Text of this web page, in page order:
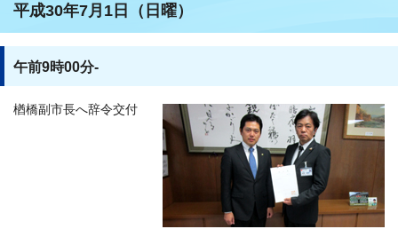
平成30年7月1日（日曜）
午前9時00分-
楢橋副市長へ辞令交付